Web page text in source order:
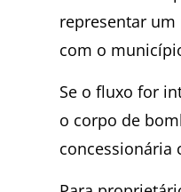
representar
com o
Se o fluxo for
o corpo de
concessionária